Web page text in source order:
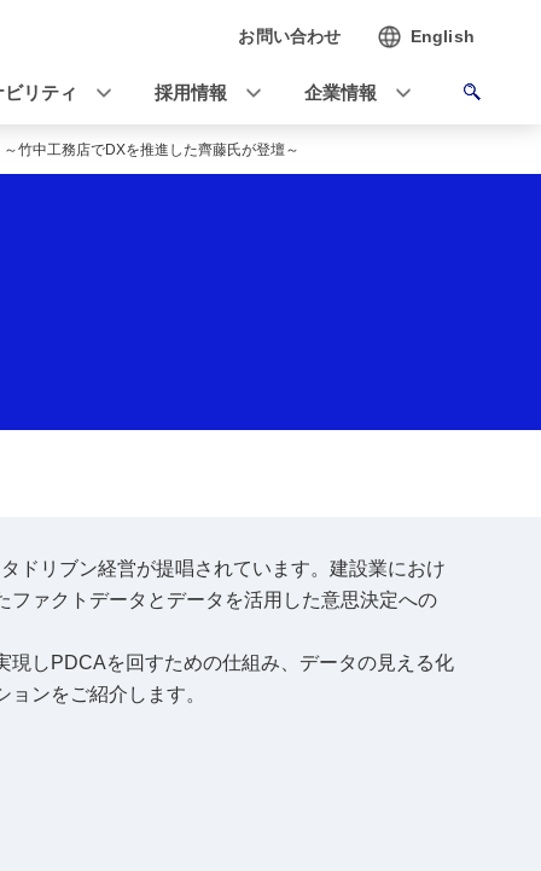
お問い合わせ English
リティ 採用情報 企業情報
竹中工務店でDXを推進した齊藤氏が登壇～
ドリブン経営が提唱されています。建設業におけ
ファクトデータとデータを活用した意思決定への
現しPDCAを回すための仕組み、データの見える化
ンをご紹介します。